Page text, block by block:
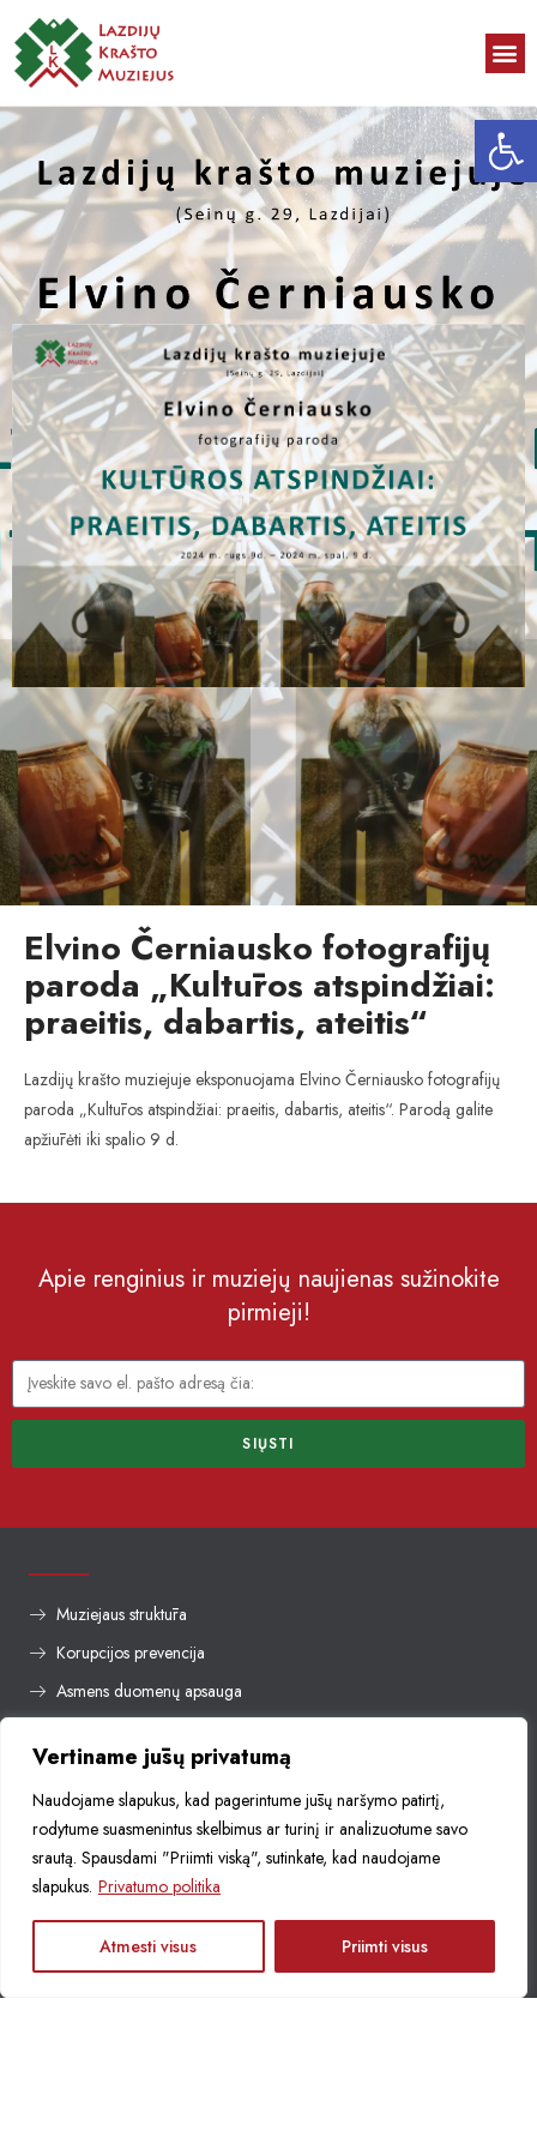
Open toolbar
Vertiname jūsų privatumą
Naudojame slapukus, kad pagerintume jūsų naršymo patirtį,
rodytume suasmenintus skelbimus ar turinį ir analizuotume savo
srautą. Spausdami "Priimti viską", sutinkate, kad naudojame
slapukus. Privatumo politika
Atmesti visus Priimti visus
Elvino Černiausko fotografijų
paroda „Kultūros atspindžiai:
praeitis, dabartis, ateitis“
Lazdijų krašto muziejuje eksponuojama Elvino Černiausko fotografijų
paroda „Kultūros atspindžiai: praeitis, dabartis, ateitis“. Parodą galite
apžiūrėti iki spalio 9 d.
Apie renginius ir muziejų naujienas sužinokite
pirmieji!
SIŲSTI
Muziejaus struktūra
Korupcijos prevencija
Asmens duomenų apsauga
Lazdijų krašto muziejaus nuostatai
Planavimo dokumentai
Viešieji pirkimai